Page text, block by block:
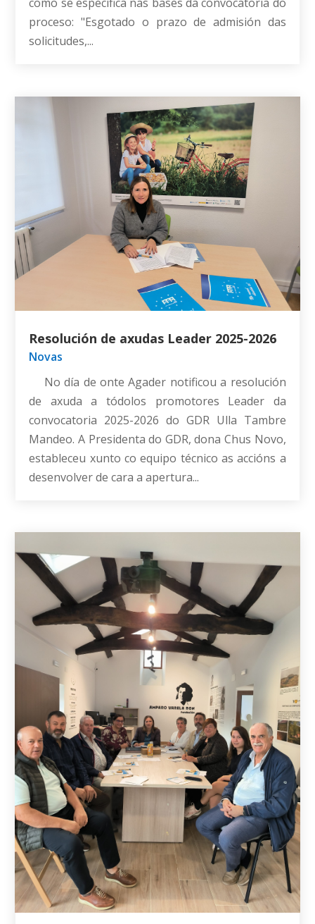
proceso: "Esgotado o prazo de admisión das
solicitudes,...
Resolución de axudas Leader 2025-2026
Novas
No día de onte Agader notificou a resolución
de axuda a tódolos promotores Leader da
convocatoria 2025-2026 do GDR Ulla Tambre
Mandeo. A Presidenta do GDR, dona Chus Novo,
estableceu xunto co equipo técnico as accións a
desenvolver de cara a apertura...